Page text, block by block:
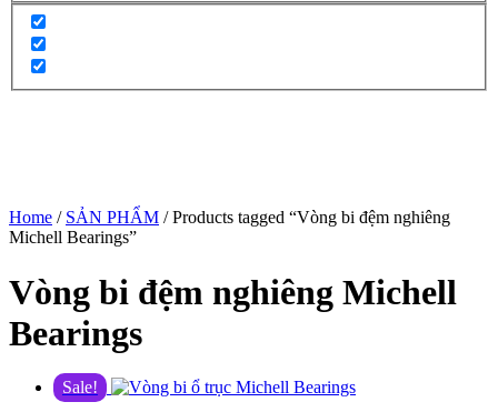
Home / SẢN PHẨM / Products tagged “Vòng bi đệm nghiêng
Michell Bearings”
Vòng bi đệm nghiêng Michell
Bearings
Sale!